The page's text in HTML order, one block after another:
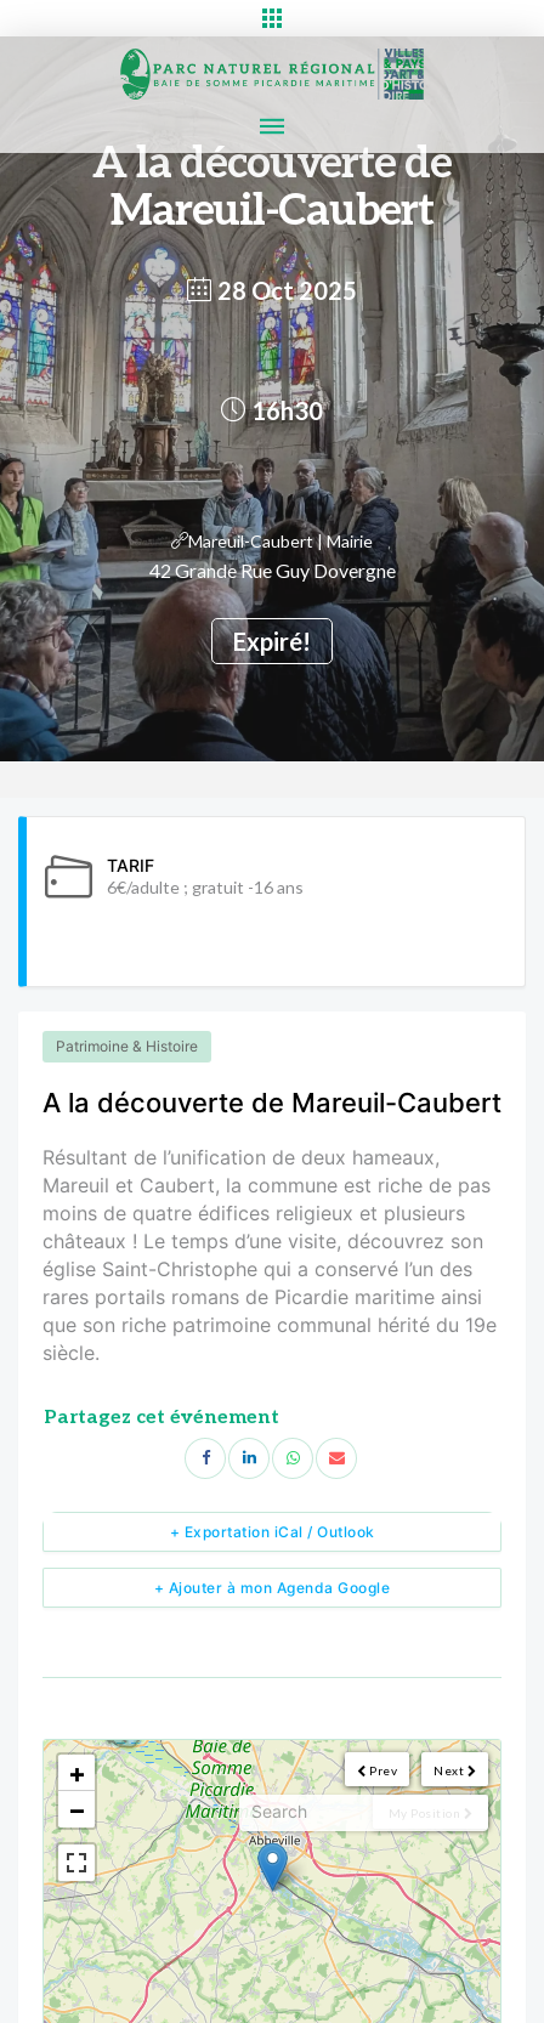
A la découverte de
Mareuil-Caubert
28 Oct 2025
Expiré!
16h30
Mareuil-Caubert | Mairie
42 Grande Rue Guy Dovergne
TARIF
6€/adulte ; gratuit -16 ans
Patrimoine & Histoire
A la découverte de Mareuil-Caubert
Résultant de l’unification de deux hameaux,
Mareuil et Caubert, la commune est riche de pas
moins de quatre édifices religieux et plusieurs
châteaux ! Le temps d’une visite, découvrez son
église Saint-Christophe qui a conservé l’un des
rares portails romans de Picardie maritime ainsi
que son riche patrimoine communal hérité du 19e
siècle.
Partagez cet événement
+ Ajouter à mon Agenda Google
+ Exportation iCal / Outlook
Next
Prev
My Position
<!---->
+
−